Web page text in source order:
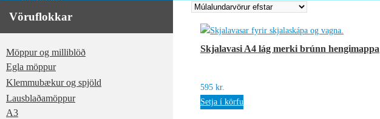
HAFA SAMBAND
MITT SVÆÐI
0kr.
Skjalavasi A4 lág merki brúnn hengimappa
595 kr.
Setja í körfu
Vöruflokkar
Möppur og milliblöð
Egla möppur
Klemmubækur og spjöld
Lausblaðamöppur
A3